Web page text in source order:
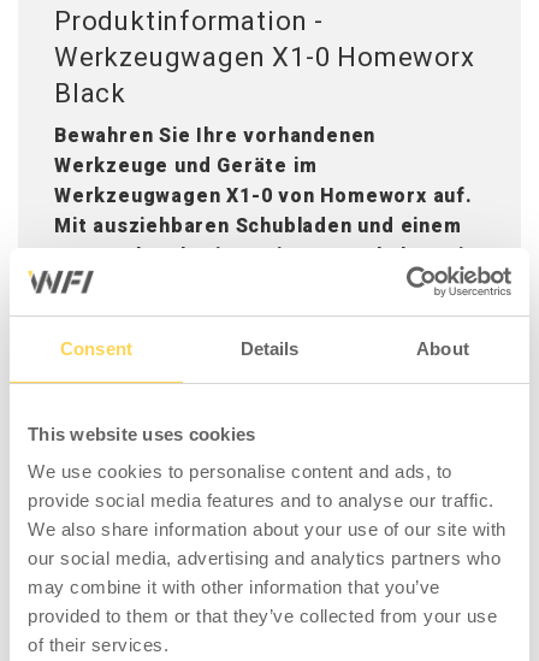
Consent Details About
This website uses cookies
We use cookies to personalise content and ads, to
provide social media features and to analyse our traffic.
We also share information about your use of our site with
our social media, advertising and analytics partners who
may combine it with other information that you’ve
provided to them or that they’ve collected from your use
of their services.
Produktinformation -
Werkzeugwagen X1-0 Homeworx
Black
Bewahren Sie Ihre vorhandenen
Werkzeuge und Geräte im
Werkzeugwagen X1-0 von Homeworx auf.
Mit ausziehbaren Schubladen und einem
Unterschrank mit zwei Türen erhalten Sie
viel Stauraum für Ihre Handwerkzeuge,
Akkuwerkzeuge und Chemikalien.
Die vier Schubladen verfügen über
bequem per Zentralverriegelung verriegeln.
Die Türen sind separat verschließbar. Der
Wagen verfügt über vier Räder, davon ein
Radpaar feststehend und ein Paar
schwenkbar, die bei Bedarf jedoch
festgestellt werden können. Ergonomische
Griffe sorgen dafür, dass sich der Wagen
leicht bewegen lässt, und eine praktische